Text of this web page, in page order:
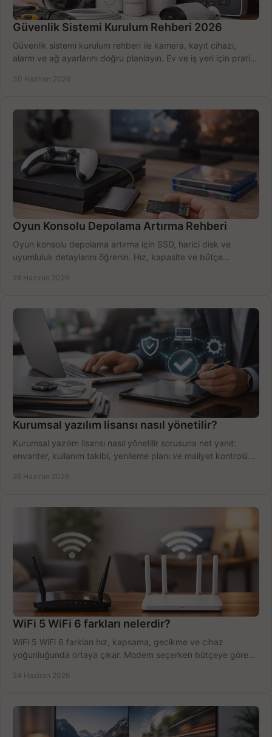
Güvenlik Sistemi Kurulum Rehberi 2026
Güvenlik sistemi kurulum rehberi ile kamera, kayıt cihazı,
alarm ve ağ ayarlarını doğru planlayın. Ev ve iş yeri için pratik
30 Haziran 2026
Oyun Konsolu Depolama Artırma Rehberi
Oyun konsolu depolama artırma için SSD, harici disk ve
uyumluluk detaylarını öğrenin. Hız, kapasite ve bütçe
28 Haziran 2026
Kurumsal yazılım lisansı nasıl yönetilir?
Kurumsal yazılım lisansı nasıl yönetilir sorusuna net yanıt:
envanter, kullanım takibi, yenileme planı ve maliyet kontrolü
26 Haziran 2026
WiFi 5 WiFi 6 farkları nelerdir?
WiFi 5 WiFi 6 farkları hız, kapsama, gecikme ve cihaz
yoğunluğunda ortaya çıkar. Modem seçerken bütçeye göre
24 Haziran 2026